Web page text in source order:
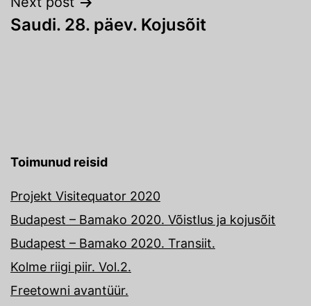
Saudi. 28. päev. Kojusõit
Toimunud reisid
Projekt Visitequator 2020
Budapest – Bamako 2020. Võistlus ja kojusõit
Budapest – Bamako 2020. Transiit.
Kolme riigi piir. Vol.2.
Freetowni avantüür.